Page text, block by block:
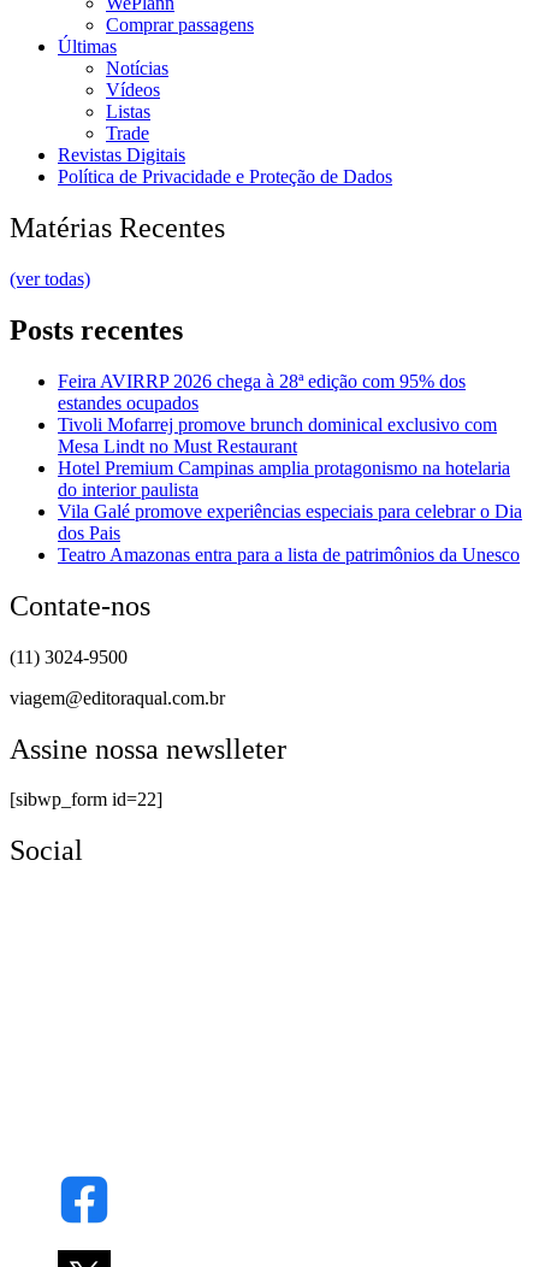
Comprar passagens
Últimas
Notícias
Vídeos
Listas
Trade
Revistas Digitais
Política de Privacidade e Proteção de Dados
Matérias Recentes
(ver todas)
Posts recentes
Feira AVIRRP 2026 chega à 28ª edição com 95% dos
estandes ocupados
Tivoli Mofarrej promove brunch dominical exclusivo com
Mesa Lindt no Must Restaurant
Hotel Premium Campinas amplia protagonismo na hotelaria
do interior paulista
Vila Galé promove experiências especiais para celebrar o Dia
dos Pais
Teatro Amazonas entra para a lista de patrimônios da Unesco
Contate-nos
(11) 3024-9500
viagem@editoraqual.com.br
Assine nossa newslleter
[sibwp_form id=22]
Social